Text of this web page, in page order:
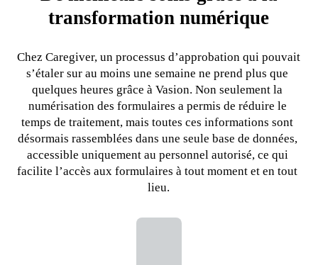
transformation numérique
Chez Caregiver, un processus d’approbation qui pouvait
s’étaler sur au moins une semaine ne prend plus que
quelques heures grâce à Vasion. Non seulement la
numérisation des formulaires a permis de réduire le
temps de traitement, mais toutes ces informations sont
désormais rassemblées dans une seule base de données,
accessible uniquement au personnel autorisé, ce qui
facilite l’accès aux formulaires à tout moment et en tout
lieu.